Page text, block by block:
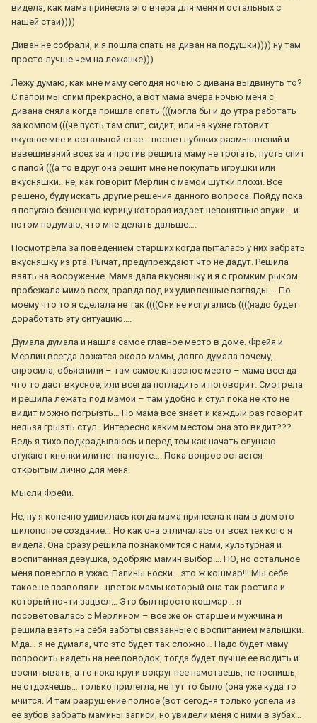
видела, как мама принесла это вчера для меня и остальных с
нашей стаи))))
Диван не собрали, и я пошла спать на диван на подушки)))) ну там
просто лучше чем на лежанке)))
Лежу думаю, как мне маму сегодня ночью с дивана выдвинуть то?
С папой мы спим прекрасно, а вот мама вчера ночью меня с
дивана сняла когда пришла спать (((могла бы и до утра работать
за компом (((че пусть там спит, сидит, или на кухне готовит
вкусное мне и остальной стае… после глубоких размышлений и
взвешиваний всех за и против решила маму не трогать, пусть спит
с папой (((а то вдруг она решит мне не покупать игрушки или
вкусняшки.. не, как говорит Мерлин с мамой шутки плохи. Все
решено, буду искать другие решения данного вопроса. Пойду пока
я попугаю бешенную курицу которая издает непонятные звуки… и
потом подумаю, что мне делать дальше….
Посмотрела за поведением старших когда пыталась у них забрать
вкусняшку из рта. Рычат, предупреждают что не дадут. Решила
взять на вооружение. Мама дала вкусняшку и я с громким рыком
пробежала мимо всех, правда под их удивленные взгляды…. По
моему что то я сделала не так ((((Они не испугались ((((надо будет
доработать эту ситуацию….
Думала думала и нашла самое главное место в доме. Фрейя и
Мерлин всегда ложатся около мамы, долго думала почему,
спросила, объяснили – там самое классное место – мама всегда
что то даст вкусное, или всегда погладить и поговорит. Смотрела
и решила лежать под мамой – там удобно и стул пока не кто не
видит можно погрызть… Но мама все знает и каждый раз говорит
нельзя грызть стул.. Интересно каким местом она это видит???
Ведь я тихо подкрадываюсь и перед тем как начать слушаю
стукают кнопки или нет на ноуте…. Пока вопрос остается
открытым лично для меня.
Мысли Фрейи.
Не, ну я конечно удивилась когда мама принесла к нам в дом это
шилопопое создание… Но как она отличалась от всех тех кого я
видела. Она сразу решила познакомится с нами, культурная и
воспитанная девушка, одобряю мамин выбор…. НО, но остальное
меня повергло в ужас. Папины носки… это ж кошмар!!! Мы себе
такое не позволяли.. цветок мамы который она так ростила и
который почти зацвел… Это был просто кошмар… я
посоветовалась с Мерлином – все же он старше и мужчина и
решила взять на себя заботы связанные с воспитанием малышки.
Мда… я не думала, что это будет так сложно… Надо будет маму
попросить надеть на нее поводок, тогда будет лучше ее водить и
воспитывать, а то пока круги вокруг нее намотаешь, не поспишь,
не отдохнешь… только прилегла, не тут то было (она уже куда то
мчится. И там разрушение полное (вот сегодня только успела из
ее зубов забрать мамины записи, но увидели меня с ними в зубах...